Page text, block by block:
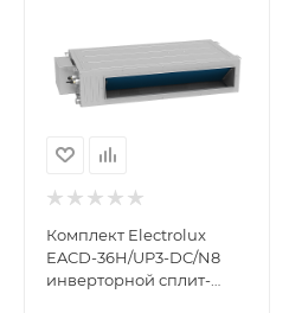
Комплект Electrolux
EACD-36H/UP3-DC/N8
инверторной сплит-